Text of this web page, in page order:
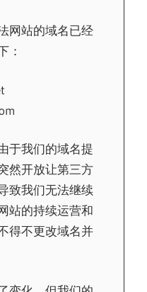
网站的域名已经
：
于我们的域名提
然开放让第三方
致我们无法继续
站的持续运营和
得不更改域名并